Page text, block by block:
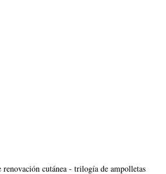
renovación cutánea - trilogía de ampolletas